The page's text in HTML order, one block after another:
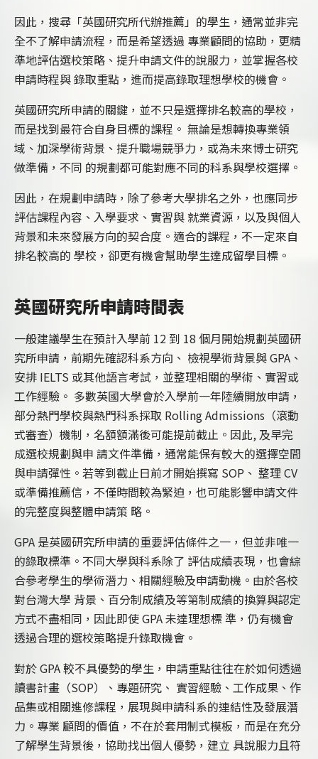
因此，搜尋「英國研究所代辦推薦」的學生，通常並非完
全不了解申請流程，而是希望透過 專業顧問的協助，更精
準地評估選校策略、提升申請文件的說服力，並掌握各校
申請時程與 錄取重點，進而提高錄取理想學校的機會。
英國研究所申請的關鍵，並不只是選擇排名較高的學校，
而是找到最符合自身目標的課程。 無論是想轉換專業領
域、加深學術背景、提升職場競爭力，或為未來博士研究
做準備，不同 的規劃都可能對應不同的科系與學校選擇。
因此，在規劃申請時，除了參考大學排名之外，也應同步
評估課程內容、入學要求、實習與 就業資源，以及與個人
背景和未來發展方向的契合度。適合的課程，不一定來自
排名較高的 學校，卻更有機會幫助學生達成留學目標。
英國研究所申請時間表
一般建議學生在預計入學前 12 到 18 個月開始規劃英國研
究所申請，前期先確認科系方向、 檢視學術背景與 GPA、
安排 IELTS 或其他語言考試，並整理相關的學術、實習或
工作經驗。 多數英國大學會於入學前一年陸續開放申請，
部分熱門學校與熱門科系採取 Rolling Admissions（滾動
式審查）機制，名額額滿後可能提前截止。因此, 及早完
成選校規劃與申 請文件準備，通常能保有較大的選擇空間
與申請彈性。若等到截止日前才開始撰寫 SOP、 整理 CV
或準備推薦信，不僅時間較為緊迫，也可能影響申請文件
的完整度與整體申請策 略。
GPA 是英國研究所申請的重要評估條件之一，但並非唯一
的錄取標準。不同大學與科系除了 評估成績表現，也會綜
合參考學生的學術潛力、相關經驗及申請動機。由於各校
對台灣大學 背景、百分制成績及等第制成績的換算與認定
方式不盡相同，因此即使 GPA 未達理想標 準，仍有機會
透過合理的選校策略提升錄取機會。
對於 GPA 較不具優勢的學生，申請重點往往在於如何透過
讀書計畫（SOP）、專題研究、 實習經驗、工作成果、作
品集或相關進修課程，展現與申請科系的連結性及發展潛
力。專業 顧問的價值，不在於套用制式模板，而是在充分
了解學生背景後，協助找出個人優勢，建立 具說服力且符